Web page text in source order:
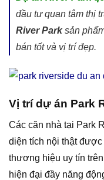
đầu tư quan tâm thị
River Parksản
bán tốt và vị trí đẹp.
Vị trí dự án Park
Các căn nhà tại Park
diện tích nội thật
thương hiệu uy tín
hiện đại đầy năng